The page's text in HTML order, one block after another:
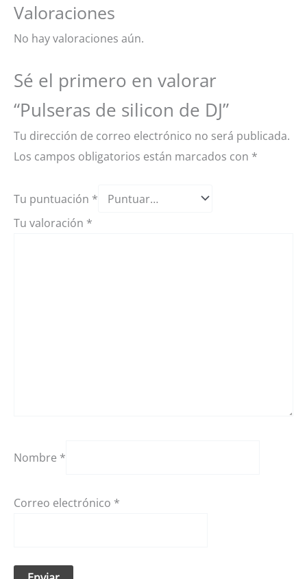
Valoraciones
No hay valoraciones aún.
Sé el primero en valorar
“Pulseras de silicon de DJ”
Tu dirección de correo electrónico no será publicada.
Los campos obligatorios están marcados con *
Tu puntuación *
Tu valoración *
Nombre *
Correo electrónico *